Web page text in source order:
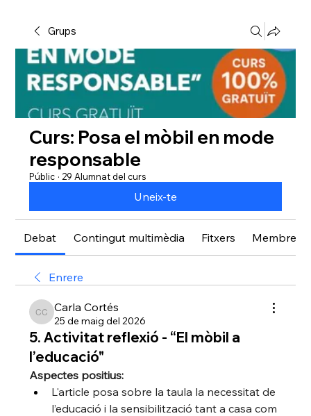
Grups
Curs: Posa el mòbil en mode
responsable
Públic · 29 Alumnat del curs
Uneix-te
Debat Contingut multimèdia Fitxers Membres
Enrere
Carla Cortés
Carla Cortés
25 de maig del 2026
5. Activitat reflexió - “El mòbil a
l’educació"
Aspectes positius:
L'article posa sobre la taula la necessitat de
l’educació i la sensibilització tant a casa com